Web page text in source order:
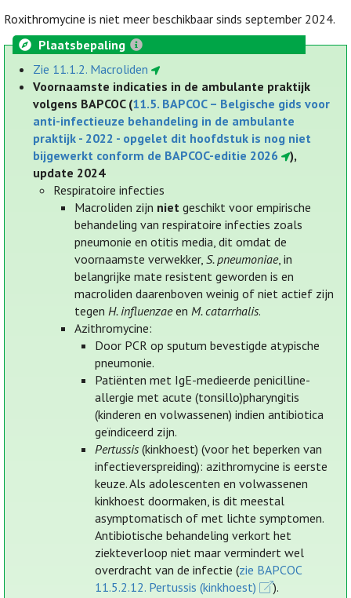
Roxithromycine is niet meer beschikbaar sinds september 2024.
Plaatsbepaling
Zie 11.1.2. Macroliden
Voornaamste indicaties in de ambulante praktijk
volgens BAPCOC (11.5. BAPCOC – Belgische gids voor
anti-infectieuze behandeling in de ambulante
praktijk - 2022 - opgelet dit hoofdstuk is nog niet
bijgewerkt conform de BAPCOC-editie 2026
),
update 2024
Respiratoire infecties
Macroliden zijn niet geschikt voor empirische
behandeling van respiratoire infecties zoals
pneumonie en otitis media, dit omdat de
voornaamste verwekker, S. pneumoniae, in
belangrijke mate resistent geworden is en
macroliden daarenboven weinig of niet actief zijn
tegen H. influenzaeen M. catarrhalis.
Azithromycine:
Door PCR op sputum bevestigde atypische
pneumonie.
Patiënten met IgE-medieerde penicilline-
allergie met acute (tonsillo)pharyngitis
(kinderen en volwassenen) indien antibiotica
geïndiceerd zijn.
Pertussis(kinkhoest) (voor het beperken van
infectieverspreiding): azithromycine is eerste
keuze. Als adolescenten en volwassenen
kinkhoest doormaken, is dit meestal
asymptomatisch of met lichte symptomen.
Antibiotische behandeling verkort het
ziekteverloop niet maar vermindert wel
overdracht van de infectie (zie BAPCOC
11.5.2.12. Pertussis (kinkhoest)
).